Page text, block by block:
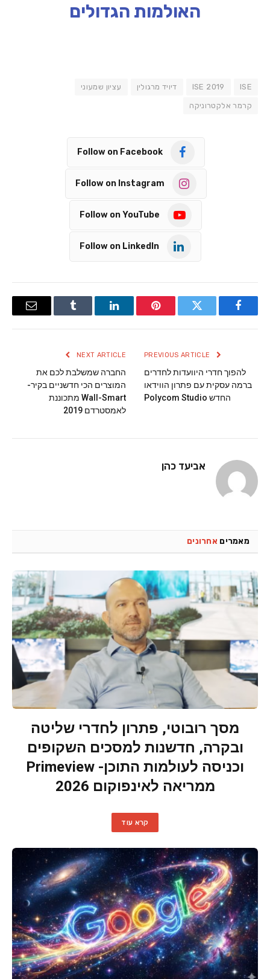
האולמות הגדולים
ISE
ISE 2019 דיויד מרגולין עציון שמעוני
קרמר אלקטרוניקה
Follow on Facebook
Follow on Instagram
Follow on YouTube
Follow on LinkedIn
Facebook
Twitter
Pinterest
LinkedIn
Tumblr
Email
להפוך חדרי היוועדות לחדרים
ברמה עסקית עם פתרון הווידאו
החדש Polycom Studio
NEXT ARTICLE
החברה שמשלבת לכם את
המוצרים הכי חדשניים בקיר-
Wall-Smart מתכוננת
לאמסטרדם 2019
אביעד כהן
מאמרים אחרונים
מסך רובוטי, פתרון לחדרי שליטה
ובקרה, חדשנות למסכים השקופים
וכניסה לעולמות התוכן- Primeview
ממריאה לאינפוקום 2026
קרא עוד